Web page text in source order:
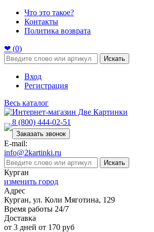
Что это такое?
Контакты
Политика возврата
❤ (0)
Искать
Вход
Регистрация
Весь каталог
8 (800) 444-02-51
Заказать звонок
E-mail:
info@2kartinki.ru
Искать
Курган
изменить город
Адрес
Курган, ул. Коли Мяготина, 129
Время работы 24/7
Доставка
от 3 дней от 170 руб